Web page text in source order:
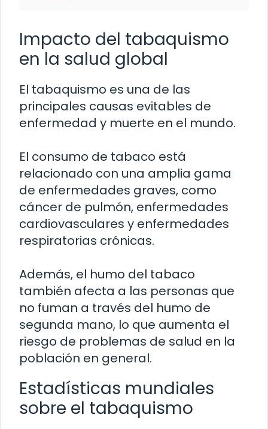
Impacto del tabaquismo
en la salud global
El tabaquismo es una de las
principales causas evitables de
enfermedad y muerte en el mundo.
El consumo de tabaco está
relacionado con una amplia gama
de enfermedades graves, como
cáncer de pulmón, enfermedades
cardiovasculares y enfermedades
respiratorias crónicas.
Además, el humo del tabaco
también afecta a las personas que
no fuman a través del humo de
segunda mano, lo que aumenta el
riesgo de problemas de salud en la
población en general.
Estadísticas mundiales
sobre el tabaquismo